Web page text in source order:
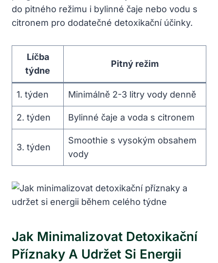
do pitného režimu i bylinné čaje nebo vodu s
citronem pro dodatečné detoxikační účinky.
Líčba
týdne
Pitný režim
1. týden Minimálně 2-3 litry vody denně
2. týden Bylinné čaje a voda s citronem
3. týden
Smoothie s vysokým obsahem
vody
Jak Minimalizovat Detoxikační
Příznaky A Udržet Si Energii